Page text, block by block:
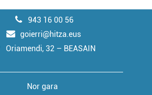
943 16 00 56
goierri@hitza.eus
Oriamendi, 32 – BEASAIN
Nor gara